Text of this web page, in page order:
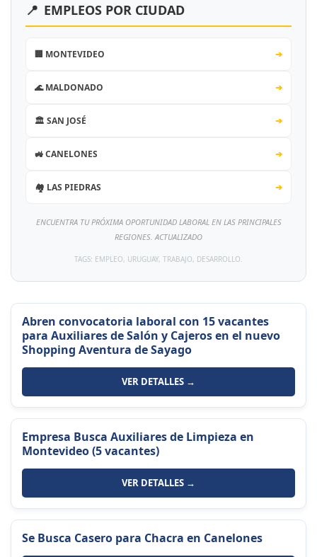
📍 EMPLEOS POR CIUDAD
🏢 MONTEVIDEO ➔
🌊 MALDONADO ➔
🏛️ SAN JOSÉ ➔
🚜 CANELONES ➔
🏘️ LAS PIEDRAS ➔
ENCUENTRA TU PRÓXIMA OPORTUNIDAD LABORAL EN LAS PRINCIPALES
REGIONES. ACTUALIZADO
TAGS: EMPLEO, URUGUAY, TRABAJO, DESARROLLO.
Abren convocatoria laboral con 15 vacantes
para Auxiliares de Salón y Cajeros en el nuevo
Shopping Aventura de Sayago
VER DETALLES →
Empresa Busca Auxiliares de Limpieza en
Montevideo (5 vacantes)
VER DETALLES →
Se Busca Casero para Chacra en Canelones